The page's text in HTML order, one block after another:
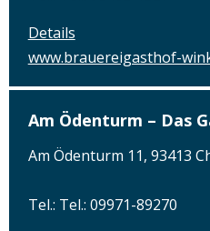
Details
www.brauereigasthof-
Am Ödenturm – Das
Am Ödenturm 11, 93413
Tel.: Tel.: 09971-89270